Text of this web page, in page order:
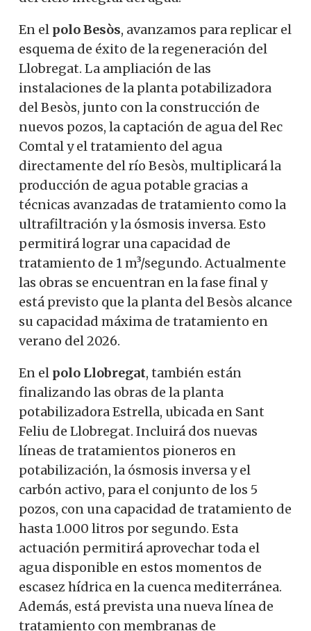
En el polo Besòs, avanzamos para replicar el
esquema de éxito de la regeneración del
Llobregat. La ampliación de las
instalaciones de la planta potabilizadora
del Besòs, junto con la construcción de
nuevos pozos, la captación de agua del Rec
Comtal y el tratamiento del agua
directamente del río Besòs, multiplicará la
producción de agua potable gracias a
técnicas avanzadas de tratamiento como la
ultrafiltración y la ósmosis inversa. Esto
permitirá lograr una capacidad de
tratamiento de 1 m³/segundo. Actualmente
las obras se encuentran en la fase final y
está previsto que la planta del Besòs alcance
su capacidad máxima de tratamiento en
verano del 2026.
En el polo Llobregat, también están
finalizando las obras de la planta
potabilizadora Estrella, ubicada en Sant
Feliu de Llobregat. Incluirá dos nuevas
líneas de tratamientos pioneros en
potabilización, la ósmosis inversa y el
carbón activo, para el conjunto de los 5
pozos, con una capacidad de tratamiento de
hasta 1.000 litros por segundo. Esta
actuación permitirá aprovechar toda el
agua disponible en estos momentos de
escasez hídrica en la cuenca mediterránea.
Además, está prevista una nueva línea de
tratamiento con membranas de